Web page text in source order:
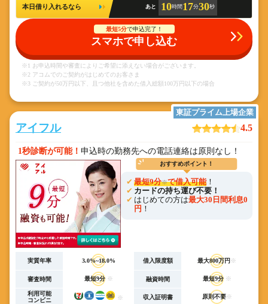
本日借り入れるなら あと 10時間 17分30秒
最短5分で申込完了！
スマホで申し込む
※1 お申込時間や審査によりご希望に添えない場合がございます。
※2 アコムでのご契約がはじめてのお客さま
※3 ご契約が50万円以下、且つ他社を含めた借入総額100万円以下の場合
東証プライム上場企業
アイフル 4.5
1秒診断が可能！ 申込時の勤務先への電話連絡は原則なし！
おすすめポイント！
最短9分※で借入可能！
カードの持ち運び不要！
はじめての方は最大30日間利息0
円 ！
実質年率 3.0%~18.0% 借入限度額 最大800万円 ※
審査時間 最短9分 ※ 融資時間 最短9分 ※
利用可能
コンビニ
※ 収入証明書 原則不要※